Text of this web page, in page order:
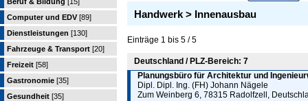
Computer und EDV [89]
Dienstleistungen [130]
Fahrzeuge & Transport [20]
Freizeit [58]
Gastronomie [35]
Gesundheit [35]
Handwerk > Innenausbau
Einträge 1 bis 5 / 5
Deutschland / PLZ-Bereich: 7
Planungsbüro für Architektur und
Dipl. Dipl. Ing. (FH) Johann Nägele
Zum Weinberg 6, 78315 Radolfzell,